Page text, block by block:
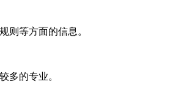
则等方面的信息。
多的专业。